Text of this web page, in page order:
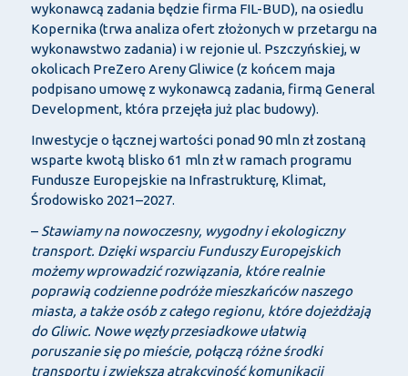
wykonawcą zadania będzie firma FIL-BUD), na osiedlu
Kopernika (trwa analiza ofert złożonych w przetargu na
wykonawstwo zadania) i w rejonie ul. Pszczyńskiej, w
okolicach PreZero Areny Gliwice (z końcem maja
podpisano umowę z wykonawcą zadania, firmą General
Development, która przejęła już plac budowy).
Inwestycje o łącznej wartości ponad 90 mln zł zostaną
wsparte kwotą blisko 61 mln zł w ramach programu
Fundusze Europejskie na Infrastrukturę, Klimat,
Środowisko 2021–2027.
– Stawiamy na nowoczesny, wygodny i ekologiczny
transport. Dzięki wsparciu Funduszy Europejskich
możemy wprowadzić rozwiązania, które realnie
poprawią codzienne podróże mieszkańców naszego
miasta, a także osób z całego regionu, które dojeżdżają
do Gliwic. Nowe węzły przesiadkowe ułatwią
poruszanie się po mieście, połączą różne środki
transportu i zwiększą atrakcyjność komunikacji